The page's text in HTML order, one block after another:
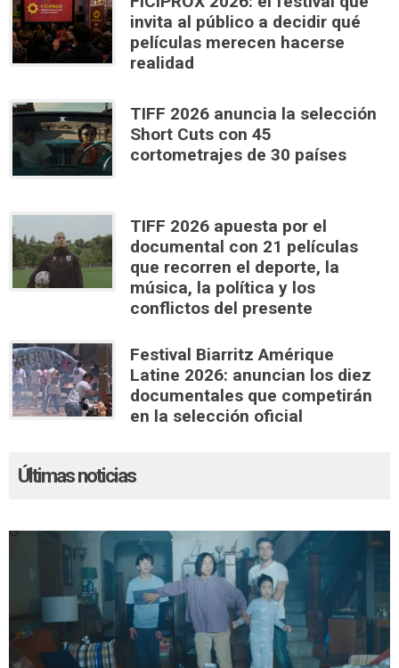
invita al público a decidir qué
películas merecen hacerse
realidad
TIFF 2026 anuncia la selección
Short Cuts con 45
cortometrajes de 30 países
TIFF 2026 apuesta por el
documental con 21 películas
que recorren el deporte, la
música, la política y los
conflictos del presente
Festival Biarritz Amérique
Latine 2026: anuncian los diez
documentales que competirán
en la selección oficial
Últimas noticias